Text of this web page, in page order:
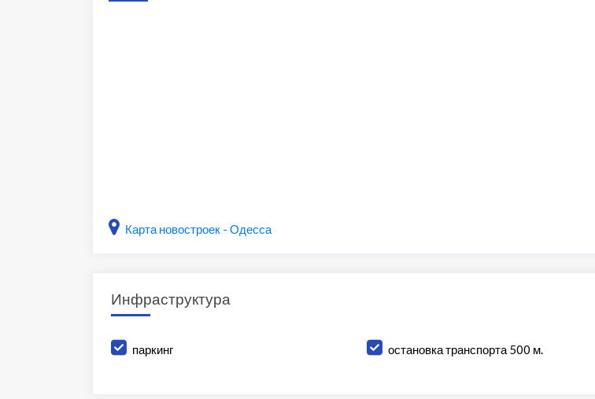
Карта новостроек - Одесса
Инфраструктура
паркинг остановка транспорта 500 м.